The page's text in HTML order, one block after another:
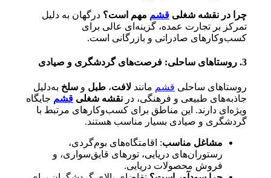
چرا در نقشه شغلی قشم مهم است؟ درگهان به دلیل
تمرکز بر تجارت عمده، گزینه‌ای عالی برای
کسب‌وکارهای صادراتی و بازرگانی است.
3. روستاهای ساحلی: فرصت‌های گردشگری و صیادی
روستاهای ساحلی قشم مانند لافت، طبل و سلخ به‌دلیل
جاذبه‌های طبیعی و فرهنگی، در نقشه شغلی قشم جایگاه
ویژه‌ای دارند. این مناطق برای کسب‌وکارهای مرتبط با
گردشگری و صیادی بسیار مناسب هستند.
مشاغل مناسب: اقامتگاه‌های بوم‌گردی،
رستوران‌های دریایی، تورهای قایق‌سواری، و
فروش محصولات دریایی.